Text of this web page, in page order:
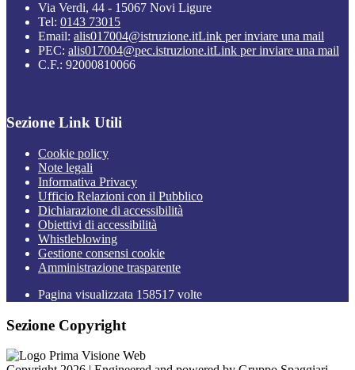
Via Verdi, 44 - 15067 Novi Ligure
Tel: 0143 73015
Email: alis017004@istruzione.itLink per inviare una mail
PEC: alis017004@pec.istruzione.itLink per inviare una mail
C.F.: 92000810066
Sezione Link Utili
Cookie policy
Note legali
Informativa Privacy
Ufficio Relazioni con il Pubblico
Dichiarazione di accessibilità
Obiettivi di accessibilità
Whistleblowing
Gestione consensi cookie
Amministrazione trasparente
Pagina visualizzata 158517 volte
Sezione Copyright